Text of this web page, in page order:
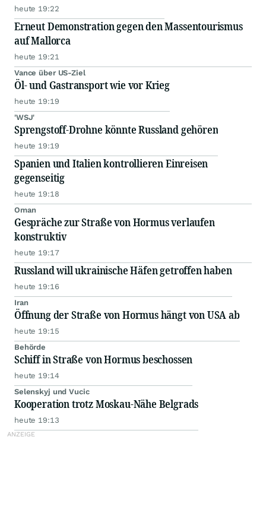
heute 19:22
Erneut Demonstration gegen den Massentourismus
auf Mallorca
heute 19:21
Vance über US-Ziel
Öl- und Gastransport wie vor Krieg
heute 19:19
'WSJ'
Sprengstoff-Drohne könnte Russland gehören
heute 19:19
Spanien und Italien kontrollieren Einreisen
gegenseitig
heute 19:18
Oman
Gespräche zur Straße von Hormus verlaufen
konstruktiv
heute 19:17
Russland will ukrainische Häfen getroffen haben
heute 19:16
Iran
Öffnung der Straße von Hormus hängt von USA ab
heute 19:15
Behörde
Schiff in Straße von Hormus beschossen
heute 19:14
Selenskyj und Vucic
Kooperation trotz Moskau-Nähe Belgrads
heute 19:13